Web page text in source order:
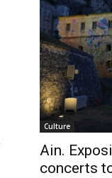
Culture
Ain.
concerts